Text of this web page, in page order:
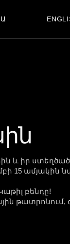
և իր ստեղծած
15 ամյակին
բենդը!
թատրոնում,